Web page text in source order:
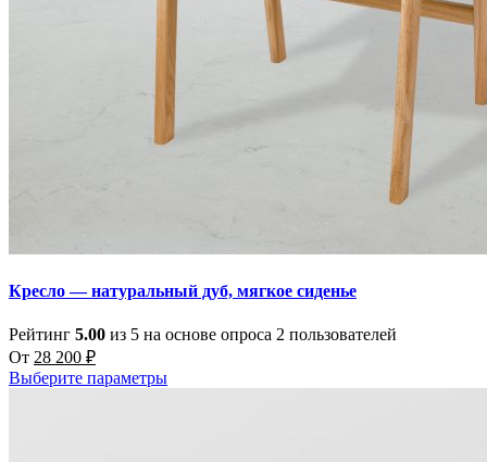
Кресло — натуральный дуб, мягкое сиденье
Рейтинг 5.00 из 5 на основе опроса 2 пользователей
От 28 200 ₽
Выберите параметры